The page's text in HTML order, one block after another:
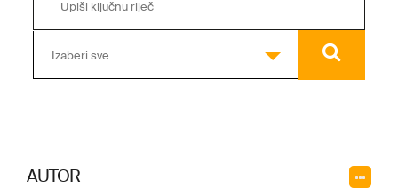
Izaberi sve
AUTOR